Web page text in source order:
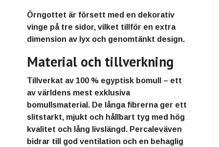
Örngottet är försett med en dekorativ
vinge på tre sidor, vilket tillför en extra
dimension av lyx och genomtänkt design.
Material och tillverkning
Tillverkat av 100 % egyptisk bomull – ett
av världens mest exklusiva
bomullsmaterial. De långa fibrerna ger ett
slitstarkt, mjukt och hållbart tyg med hög
kvalitet och lång livslängd. Percaleväven
bidrar till god ventilation och en behaglig